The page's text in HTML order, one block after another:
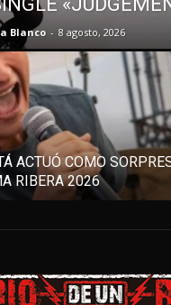
Blanco - 8 agosto, 2026
ACTUÓ COMO
RIBERA 2026